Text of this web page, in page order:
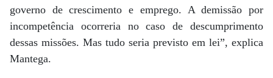
governo de crescimento e emprego. A demissão por
incompetência ocorreria no caso de descumprimento
dessas missões. Mas tudo seria previsto em lei”, explica
Mantega.